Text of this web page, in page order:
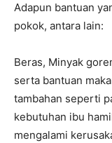
Adapun bantuan
pokok, antara lain:
Beras, Minyak
serta bantuan
tambahan seperti
kebutuhan ibu
mengalami